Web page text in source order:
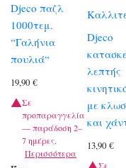
Djeco παζλ
1000τεμ.
“Γαλήνια
πουλιά“
19,90 €
Σε
προπαραγγελία
— παράδοση 2–
7 ημέρες.
Περισσότερα
Djeco
λεπτής
με
και
13,90€
Σε